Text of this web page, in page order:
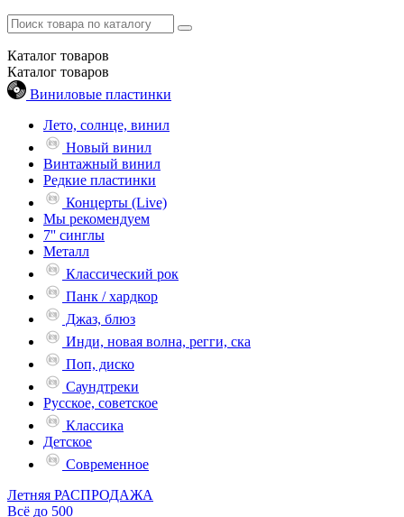
Каталог товаров
Каталог товаров
Виниловые пластинки
Лето, солнце, винил
Новый винил
Винтажный винил
Редкие пластинки
Концерты (Live)
Мы рекомендуем
7'' синглы
Металл
Классический рок
Панк / хардкор
Джаз, блюз
Инди, новая волна, регги, ска
Поп, диско
Саундтреки
Русское, советское
Классика
Детское
Современное
Летняя РАСПРОДАЖА
Всё до 500